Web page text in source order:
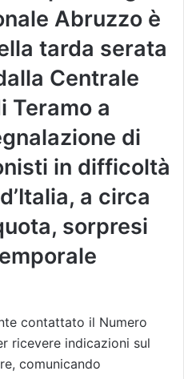
Abruzzo è
tarda serata
Centrale
Teramo a
di
in difficoltà
a circa
sorpresi
contattato il Numero
ricevere indicazioni sul
comunicando